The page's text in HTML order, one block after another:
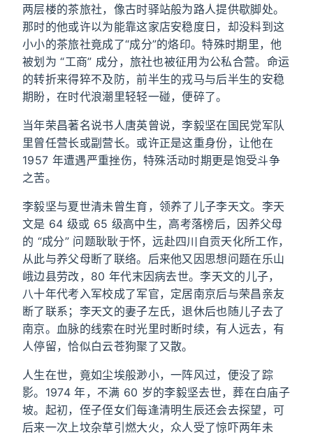
两层楼的茶旅社，像古时驿站般为路人提供歇脚处。
那时的他或许以为能靠这家店安稳度日，却没料到这
小小的茶旅社竟成了“成分”的烙印。特殊时期里，他
被划为 “工商” 成分，旅社也被征用为公私合营。命运
的转折来得猝不及防，前半生的戎马与后半生的安稳
期盼，在时代浪潮里轻轻一碰，便碎了。
当年荣昌著名说书人唐英曾说，李毅坚在国民党军队
里曾任营长或副营长。或许正是这重身份，让他在
1957 年遭遇严重挫伤，特殊活动时期更是饱受斗争
之苦。
李毅坚与夏世清未曾生育，领养了儿子李天文。李天
文是 64 级或 65 级高中生，高考落榜后，因养父母
的 “成分” 问题耿耿于怀，远赴四川自贡天化所工作，
从此与养父母断了联络。后来他又因思想问题在乐山
峨边县劳改，80 年代末因病去世。李天文的儿子，
八十年代考入军校成了军官，定居南京后与荣昌亲友
断了联系；李天文的妻子左氏，退休后也随儿子去了
南京。血脉的线索在时光里时断时续，有人远去，有
人停留，恰似白云苍狗聚了又散。
人生在世，竟如尘埃般渺小，一阵风过，便没了踪
影。1974 年，不满 60 岁的李毅坚去世，葬在白庙子
坡。起初，侄子侄女们每逢清明生辰还会去探望，可
后来一次上坟杂草引燃大火，众人受了惊吓两年未